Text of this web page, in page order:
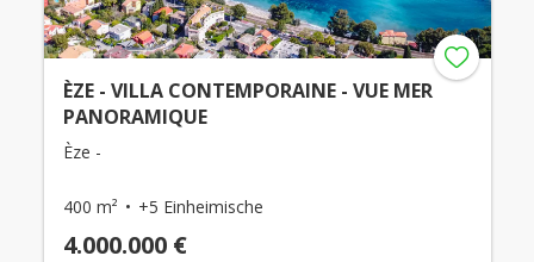
ÈZE - VILLA CONTEMPORAINE - VUE MER
PANORAMIQUE
Èze -
400 m² +5 Einheimische
4.000.000 €